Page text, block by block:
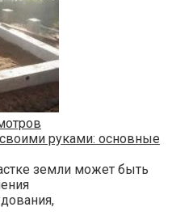
руками: основные
земли может быть